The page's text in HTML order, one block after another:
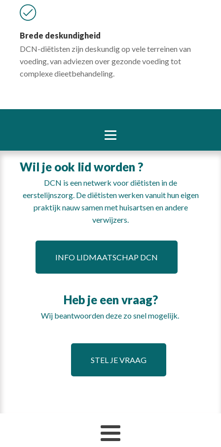
Brede deskundigheid
DCN-diëtisten zijn deskundig op vele terreinen van
voeding, van adviezen over gezonde voeding tot
complexe dieetbehandeling.
Wil je ook lid worden ?
DCN is een netwerk voor diëtisten in de
eerstelijnszorg. De diëtisten werken vanuit hun eigen
praktijk nauw samen met huisartsen en andere
verwijzers.
INFO LIDMAATSCHAP DCN
Heb je een vraag?
Wij beantwoorden deze zo snel mogelijk.
STEL JE VRAAG